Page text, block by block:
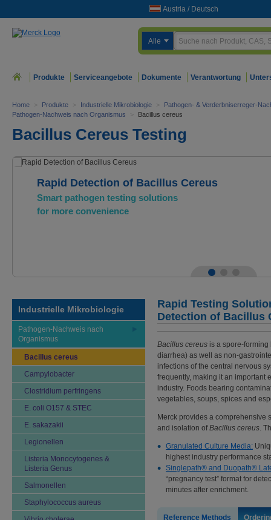
Austria / Deutsch
Alle
Produkte Serviceangebote Dokumente Verantwortung
Home > Produkte > Industrielle Mikrobiologie >
Pathogen- & Verderbniserreger-
Pathogen-Nachweis nach Organismus
> Bacillus cereus
Bacillus Cereus Testing
Rapid Detection of Bacillus Cereus
Smart pathogen testing solutions
for more convenience
Industrielle Mikrobiologie
Pathogen-Nachweis nach
Organismus
Bacillus cereus
Campylobacter
Clostridium perfringens
E. coli O157 & STEC
E. sakazakii
Legionellen
Listeria Monocytogenes &
Listeria Genus
Salmonellen
Staphylococcus aureus
Rapid Testing
Detection of Bacillus
Bacillus cereus is a spore-
diarrhea) as well as non-
infections of the central nervous
frequently, making it an important
industry. Foods bearing
vegetables, soups, spices and
Merck provides a comprehensive
and isolation ofBacillus cereus.
Granulated Culture Media:
highest industry performance
Singlepath® and Duopath®
“pregnancy test” format for
minutes after enrichment.
Reference Methods